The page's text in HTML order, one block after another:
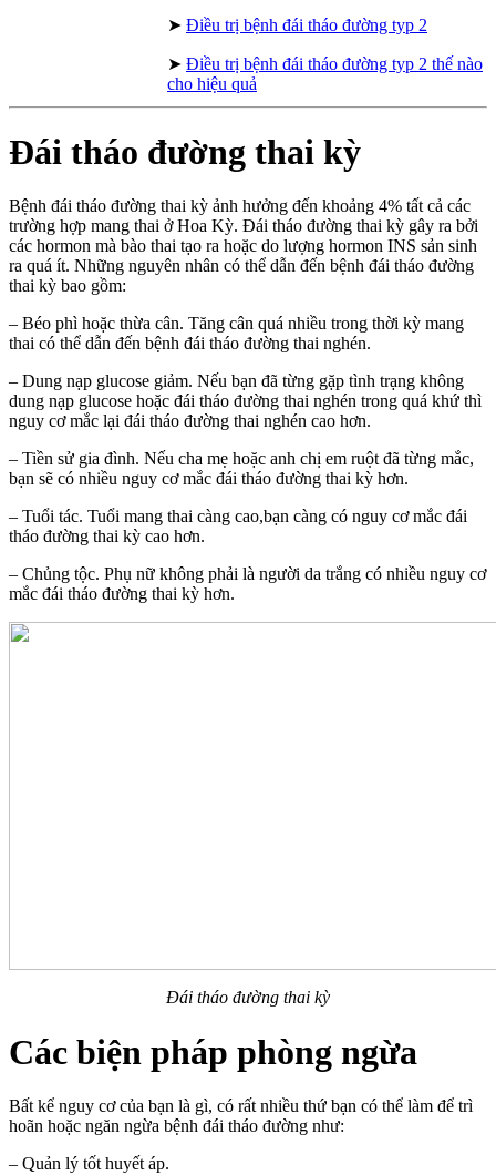
➤ Điều trị bệnh đái tháo đường typ 2
➤ Điều trị bệnh đái tháo đường typ 2 thế nào
cho hiệu quả
Đái tháo đường thai kỳ
Bệnh đái tháo đường thai kỳ ảnh hưởng đến khoảng 4% tất cả các
trường hợp mang thai ở Hoa Kỳ. Đái tháo đường thai kỳ gây ra bởi
các hormon mà bào thai tạo ra hoặc do lượng hormon INS sản sinh
ra quá ít. Những nguyên nhân có thể dẫn đến bệnh đái tháo đường
thai kỳ bao gồm:
– Béo phì hoặc thừa cân. Tăng cân quá nhiều trong thời kỳ mang
thai có thể dẫn đến bệnh đái tháo đường thai nghén.
– Dung nạp glucose giảm. Nếu bạn đã từng gặp tình trạng không
dung nạp glucose hoặc đái tháo đường thai nghén trong quá khứ thì
nguy cơ mắc lại đái tháo đường thai nghén cao hơn.
– Tiền sử gia đình. Nếu cha mẹ hoặc anh chị em ruột đã từng mắc,
bạn sẽ có nhiều nguy cơ mắc đái tháo đường thai kỳ hơn.
– Tuổi tác. Tuổi mang thai càng cao,bạn càng có nguy cơ mắc đái
tháo đường thai kỳ cao hơn.
– Chủng tộc. Phụ nữ không phải là người da trắng có nhiều nguy cơ
mắc đái tháo đường thai kỳ hơn.
Đái tháo đường thai kỳ
Các biện pháp phòng ngừa
Bất kể nguy cơ của bạn là gì, có rất nhiều thứ bạn có thể làm để trì
hoãn hoặc ngăn ngừa bệnh đái tháo đường như:
– Quản lý tốt huyết áp.